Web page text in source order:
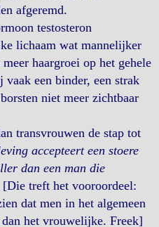
afgeremd.
testosteron
lichaam wat mannelijker
haargroei op het gehele
vaak een binder, een strak
niet meer zichtbaar
transvrouwen de stap tot
accepteert een stoere
dan een man die
[Die treft het vooroordeel:
dat men in het algemeen
het vrouwelijke. Freek]